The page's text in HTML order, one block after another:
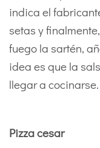
indica el
setas y
fuego la sartén,
idea es que la
llegar a
Pizza cesar